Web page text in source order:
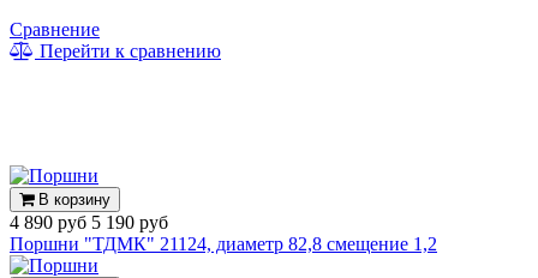
Сравнение
Перейти к сравнению
В корзину
4 890 руб 5 190 руб
Поршни "ТДМК" 21124, диаметр 82,8 смещение 1,2